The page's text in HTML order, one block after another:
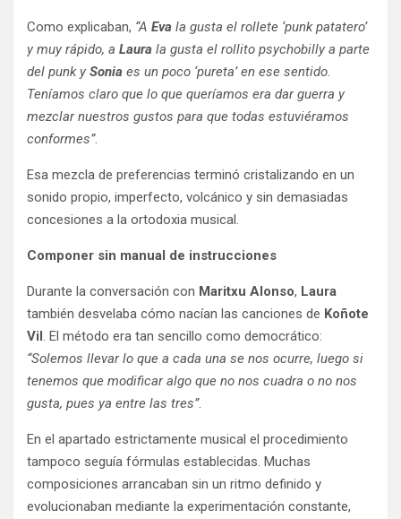
Como explicaban, “A Eva la gusta el rollete ‘punk patatero’
y muy rápido, a Laura la gusta el rollito psychobilly a parte
del punk y Sonia es un poco ‘pureta’ en ese sentido.
Teníamos claro que lo que queríamos era dar guerra y
mezclar nuestros gustos para que todas estuviéramos
conformes”.
Esa mezcla de preferencias terminó cristalizando en un
sonido propio, imperfecto, volcánico y sin demasiadas
concesiones a la ortodoxia musical.
Componer sin manual de instrucciones
Durante la conversación con Maritxu Alonso, Laura
también desvelaba cómo nacían las canciones de Koñote
Vil. El método era tan sencillo como democrático:
“Solemos llevar lo que a cada una se nos ocurre, luego si
tenemos que modificar algo que no nos cuadra o no nos
gusta, pues ya entre las tres”.
En el apartado estrictamente musical el procedimiento
tampoco seguía fórmulas establecidas. Muchas
composiciones arrancaban sin un ritmo definido y
evolucionaban mediante la experimentación constante,